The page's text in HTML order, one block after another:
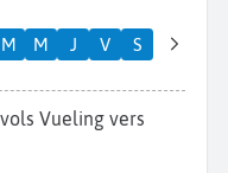
M M J V S